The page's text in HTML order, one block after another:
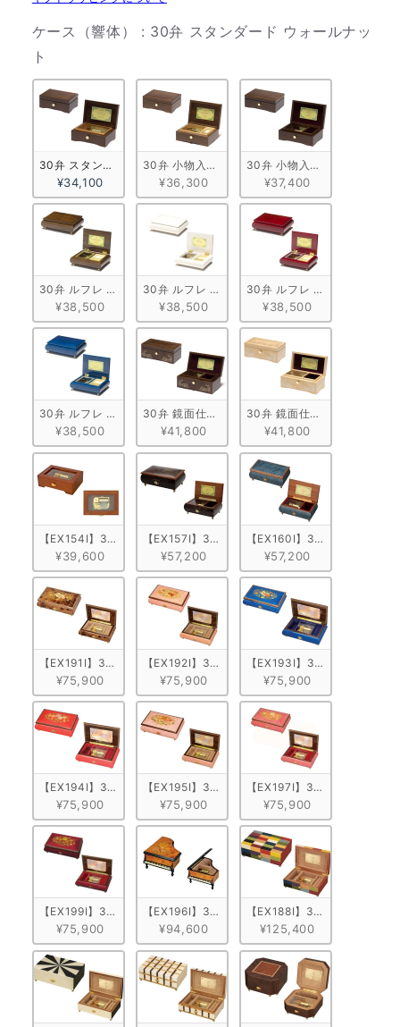
ケース（響体） : 30弁 スタンダード ウォールナッ
ト
30弁 スタンダード ウォールナット
¥34,100
30弁 小物入れ付きA ウォールナット
¥36,300
30弁 小物入れ付きB ウォー
¥37,400
30弁 ルフレ ウォールナット ブラウン
¥38,500
30弁 ルフレ メープル ホワイト
¥38,500
30弁 ルフレ メープル ワイン
¥38,500
30弁 ルフレ メープル ブルー
¥38,500
30弁 鏡面仕上げ ウォールナット
¥41,800
30弁 鏡面仕上げ メープル
¥41,800
【EX154I】30弁 ORPHEUS オンラインショップ限定！天窓BOX
¥39,600
【EX157I】30弁 ORPHEUS 突板仕上げ　ブラウ
¥57,200
【EX160I】30弁 ORPHEUS
¥57,200
【EX191I】30弁 ORPHEUS イタリア象嵌小物入れ付き　ブラウン/ヴ
¥75,900
【EX192I】30弁 ORPHEUS イタリア象嵌小物
¥75,900
【EX193I】30弁 ORPHEUS
¥75,900
【EX194I】30弁 ORPHEUS イタリア象嵌小物入れ付き　レッド/花柄
¥75,900
【EX195I】30弁 ORPHEUS イタリア象嵌小物入
¥75,900
【EX197I】30弁 ORPHEUS
¥75,900
【EX199I】30弁 ORPHEUS イタリア象嵌小物入れ付き　ワインレッ
¥75,900
【EX196I】30弁 ORPHEUS イタリア象嵌小物入
¥94,600
【EX188I】30弁 ORPHEUS
¥125,400